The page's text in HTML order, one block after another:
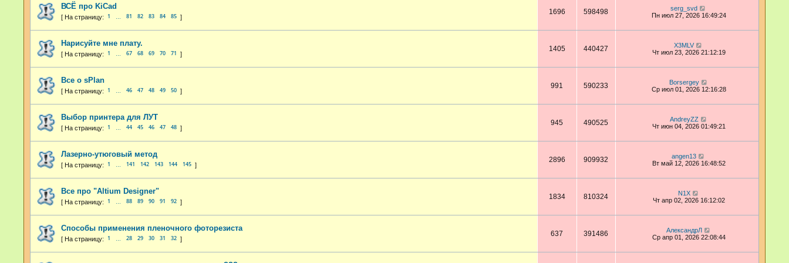
ВСЁ про KiCad
1 81 82 83 84 85
1696 598498
serg_svd
Пн июл 27, 2026 16:49:24
Нарисуйте мне плату.
1 67 68 69 70 71
1405 440427
X3MLV
Чт июл 23, 2026 21:12:19
Все о sPlan
1 46 47 48 49 50
991 590233
Borsergey
Ср июл 01, 2026 12:16:28
Выбор принтера для ЛУТ
1 44 45 46 47 48
945 490525
AndreyZZ
Чт июн 04, 2026 01:49:21
Лазерно-утюговый метод
1 141 142 143 144 145
2896 909932
angen13
Вт май 12, 2026 16:48:52
Все про "Altium Designer"
1 88 89 90 91 92
1834 810324
N1X
Чт апр 02, 2026 16:12:02
Способы применения пленочного фоторезиста
1 28 29 30 31 32
637 391486
АлександрЛ
Ср апр 01, 2026 22:08:44